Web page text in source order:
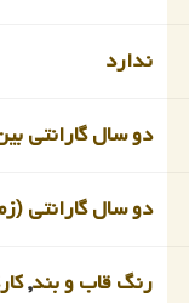
ندارد
دو سال گارانتی
دو سال گارانتی
رنگ قاب و بند,